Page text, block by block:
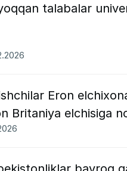
talabalar
Eron
Britaniya elchisiga